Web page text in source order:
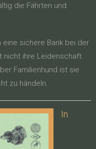
die Fährten und
eine sichere Bank bei der
nicht ihre Leidenschaft.
Familienhund ist sie
zu händeln.
In